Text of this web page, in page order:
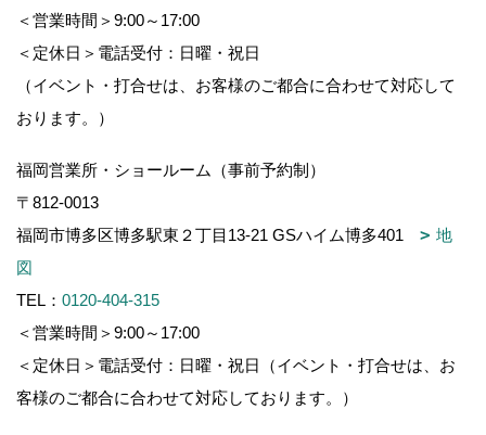
＜営業時間＞9:00～17:00
＜定休日＞電話受付：日曜・祝日
（イベント・打合せは、お客様のご都合に合わせて対応して
おります。）
福岡営業所・ショールーム（事前予約制）
〒812-0013
福岡市博多区博多駅東２丁目13-21 GSハイム博多401
地
図
TEL： 0120-404-315
＜営業時間＞9:00～17:00
＜定休日＞電話受付：日曜・祝日（イベント・打合せは、お
客様のご都合に合わせて対応しております。）